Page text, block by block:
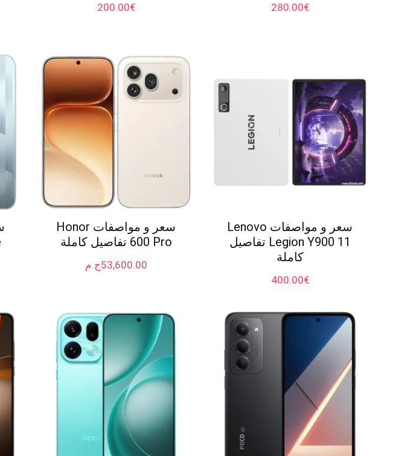
€
280.00
€
200.00
سعر و مواصفات Lenovo
Legion Y900 11 تفاصيل
كاملة
€
400.00
سعر و مواصفات Honor
600 Pro تفاصيل كاملة
ج.م53,600.00